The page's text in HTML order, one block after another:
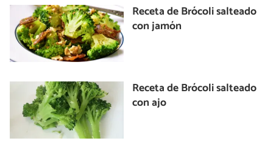
Receta de Brócoli salteado
con jamón
Receta de Brócoli salteado
con ajo